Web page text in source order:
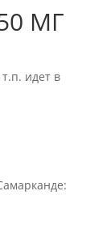
МГ
идет в